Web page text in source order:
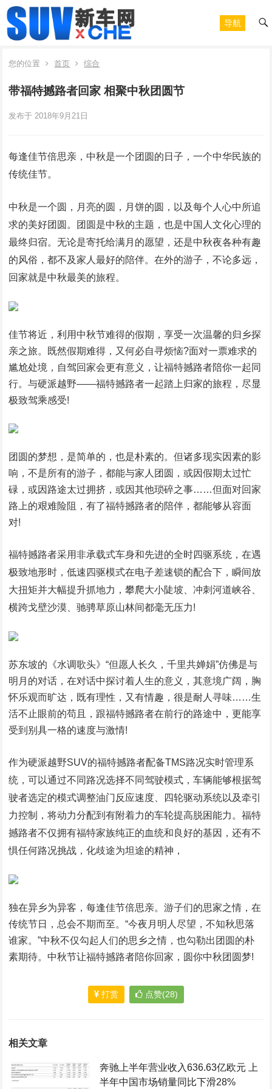
导航
您的位置 首页 综合
带福特撼路者回家 相聚中秋团圆节
发布于 2018年9月21日
每逢佳节倍思亲，中秋是一个团圆的日子，一个中华民族的
传统佳节。
中秋是一个圆，月亮的圆，月饼的圆，以及每个人心中所追
求的美好团圆。团圆是中秋的主题，也是中国人文化心理的
最终归宿。无论是寄托给满月的愿望，还是中秋夜各种有趣
的风俗，都不及家人最好的陪伴。在外的游子，不论多远，
回家就是中秋最美的旅程。
佳节将近，利用中秋节难得的假期，享受一次温馨的归乡探
亲之旅。既然假期难得，又何必自寻烦恼?面对一票难求的
尴尬处境，自驾回家会更有意义，让福特撼路者陪你一起同
行。与硬派越野——福特撼路者一起踏上归家的旅程，尽显
极致驾乘感受!
团圆的梦想，是简单的，也是朴素的。但诸多现实因素的影
响，不是所有的游子，都能与家人团圆，或因假期太过忙
碌，或因路途太过拥挤，或因其他琐碎之事……但面对回家
路上的艰难险阻，有了福特撼路者的陪伴，都能够从容面
对!
福特撼路者采用非承载式车身和先进的全时四驱系统，在遇
极致地形时，低速四驱模式在电子差速锁的配合下，瞬间放
大扭矩并大幅提升抓地力，攀爬大小陡坡、冲刺河道峡谷、
横跨戈壁沙漠、驰骋草原山林间都毫无压力!
苏东坡的《水调歌头》“但愿人长久，千里共婵娟”仿佛是与
明月的对话，在对话中探讨着人生的意义，其意境广阔，胸
怀乐观而旷达，既有理性，又有情趣，很是耐人寻味……生
活不止眼前的苟且，跟福特撼路者在前行的路途中，更能享
受到别具一格的速度与激情!
作为硬派越野SUV的福特撼路者配备TMS路况实时管理系
统，可以通过不同路况选择不同驾驶模式，车辆能够根据驾
驶者选定的模式调整油门反应速度、四轮驱动系统以及牵引
力控制，将动力分配到有附着力的车轮提高脱困能力。福特
撼路者不仅拥有福特家族纯正的血统和良好的基因，还有不
惧任何路况挑战，化歧途为坦途的精神，
独在异乡为异客，每逢佳节倍思亲。游子们的思家之情，在
传统节日，总会不期而至。“今夜月明人尽望，不知秋思落
谁家。”中秋不仅勾起人们的思乡之情，也勾勒出团圆的朴
素期待。中秋节让福特撼路者陪你回家，圆你中秋团圆梦!
打赏 点赞(28)
相关文章
奔驰上半年营业收入636.63亿欧元 上
半年中国市场销量同比下滑28%